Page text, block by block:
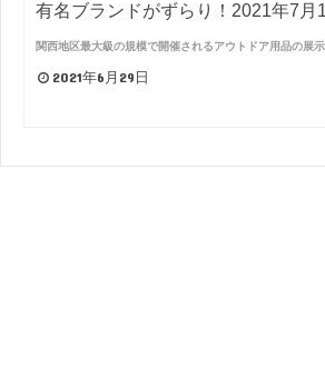
有名ブランドがずらり！2021年7月
関西地区最大級の規模で開催されるアウトドア用品の展
2021年6月29日